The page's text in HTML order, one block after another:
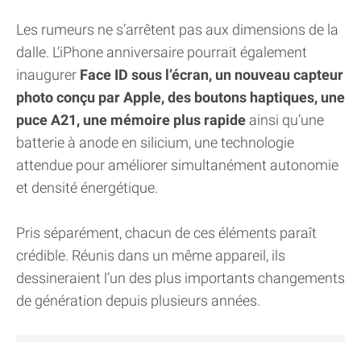
Les rumeurs ne s’arrêtent pas aux dimensions de la
dalle. L’iPhone anniversaire pourrait également
inaugurer Face ID sous l’écran, un nouveau capteur
photo conçu par Apple, des boutons haptiques, une
puce A21, une mémoire plus rapide ainsi qu’une
batterie à anode en silicium, une technologie
attendue pour améliorer simultanément autonomie
et densité énergétique.
Pris séparément, chacun de ces éléments paraît
crédible. Réunis dans un même appareil, ils
dessineraient l’un des plus importants changements
de génération depuis plusieurs années.